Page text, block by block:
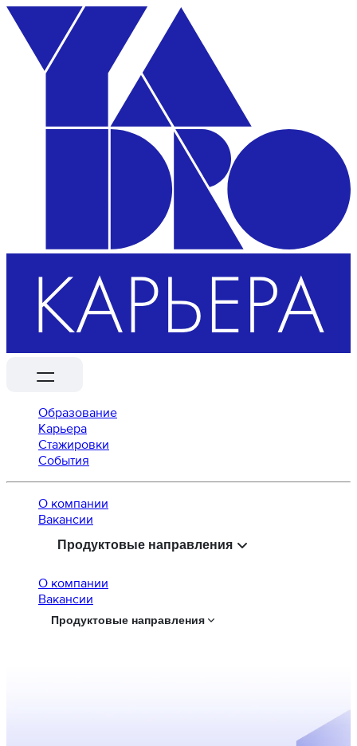
Образование
Карьера
Стажировки
События
О компании
Вaкансии
Продуктовые направления
О компании
Вaкансии
Продуктовые направления